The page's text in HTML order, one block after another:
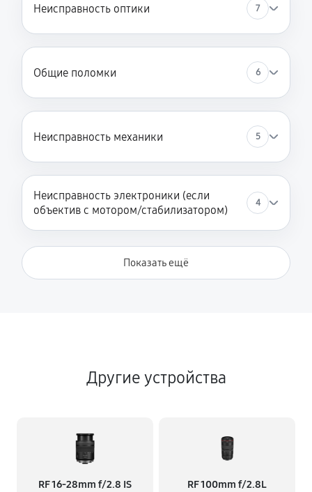
Неисправность оптики 7
Общие поломки 6
Неисправность механики 5
Неисправность электроники (если
объектив с мотором/стабилизатором)
4
Показать ещё
Другие устройства
RF 16‑28mm f/2.8 IS
RF 100mm f/2.8L